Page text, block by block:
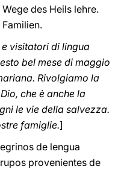
des Heils lehre.
visitatori di lingua
bel mese di maggio
Rivolgiamo la
che è anche la
le vie della salvezza.
famiglie.]
de lengua
provenientes de